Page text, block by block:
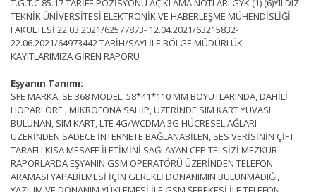
T.G.T.C 85.17 TARİFE POZİSYONU AÇIKLAMA NOTLARI GYK (1) (6)YILDIZ
TEKNİK ÜNİVERSİTESİ ELEKTRONİK VE HABERLEŞME MÜHENDİSLİĞİ
FAKÜLTESİ 22.03.2021/62577873- 12.04.2021/63215832-
22.06.2021/64973442 TARİH/SAYI İLE BÖLGE MÜDÜRLÜK
KAYITLARIMIZA GİREN RAPORU
Eşyanın Tanımı:
SFE MARKA, SE 368 MODEL, 58*41*110 MM BOYUTLARINDA, DAHİLİ
HOPARLÖRE , MİKROFONA SAHİP, ÜZERİNDE SIM KART YUVASI
BULUNAN, SIM KART, LTE 4G/WCDMA 3G HÜCRESEL AĞLARI
ÜZERİNDEN SADECE İNTERNETE BAĞLANABİLEN, SES VERİSİNİN ÇİFT
TARAFLI KISA MESAFE İLETİMİNİ SAĞLAYAN CEP TELSİZİ MEZKUR
RAPORLARDA EŞYANIN GSM OPERATÖRÜ ÜZERİNDEN TELEFON
ARAMASI YAPABİLMESİ İÇİN GEREKLİ DONANIMIN BULUNMADIĞI,